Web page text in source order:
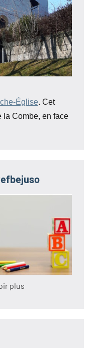
Église. Cet
la Combe, en face
plus